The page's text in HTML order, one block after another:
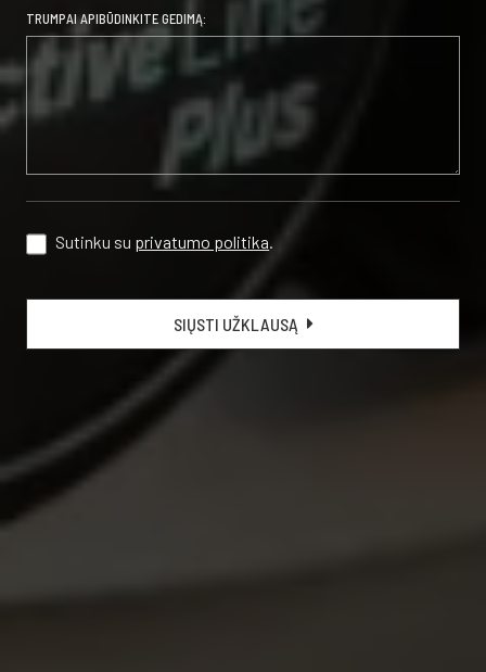
TRUMPAI APIBŪDINKITE GEDIMĄ:
Sutinku su privatumo politika.
SIŲSTI UŽKLAUSĄ